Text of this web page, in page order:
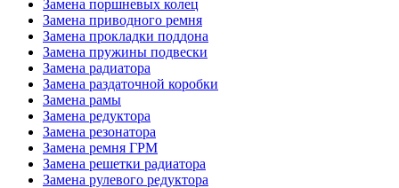
Замена поршневых колец
Замена приводного ремня
Замена прокладки поддона
Замена пружины подвески
Замена радиатора
Замена раздаточной коробки
Замена рамы
Замена редуктора
Замена резонатора
Замена ремня ГРМ
Замена решетки радиатора
Замена рулевого редуктора